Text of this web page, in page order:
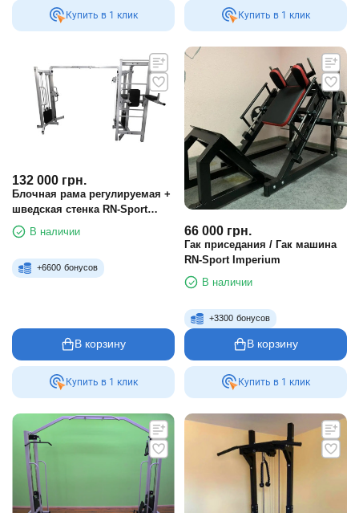
Купить в 1 клик Купить в 1 клик
132 000 грн.
Блочная рама регулируемая +
шведская стенка RN-Sport
Imperium
В наличии
+6600 бонусов
В корзину
Купить в 1 клик
66 000 грн.
Гак приседания / Гак машина
RN-Sport Imperium
В наличии
+3300 бонусов
В корзину
Купить в 1 клик